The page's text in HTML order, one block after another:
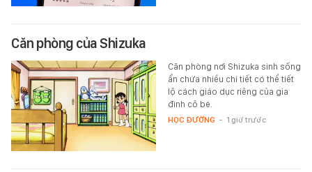
Căn phòng của Shizuka
Căn phòng nơi Shizuka sinh sống
ẩn chứa nhiều chi tiết có thể tiết
lộ cách giáo dục riêng của gia
đình cô bé.
HỌC ĐƯỜNG - 1 giờ trước